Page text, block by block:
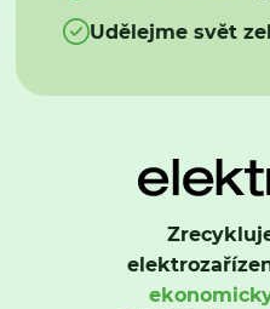
Udělejme svět